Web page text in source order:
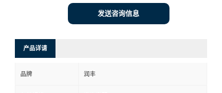
发送咨询信息
产品详请
品牌 润丰